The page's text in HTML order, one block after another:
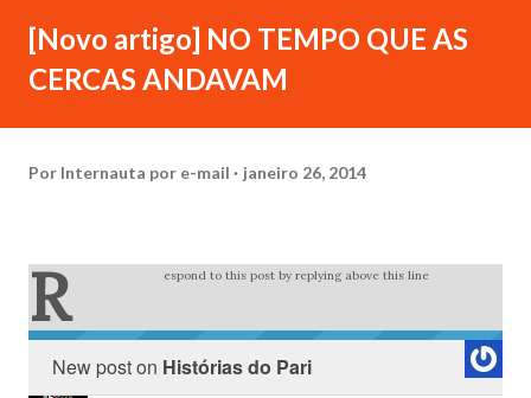
[Novo artigo] NO TEMPO QUE AS
CERCAS ANDAVAM
Por Internauta por e-mail janeiro 26, 2014
R espond to this post by replying above this line
New post on Histórias do Pari